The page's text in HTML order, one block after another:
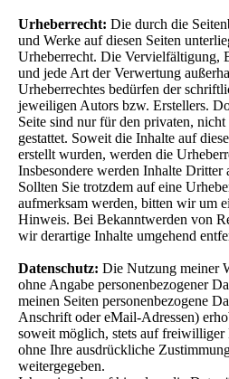
Urheberrecht: Die durch die
und Werke auf diesen Seiten
Urheberrecht. Die Vervielfältigung,
und jede Art der Verwertung
Urheberrechtes bedürfen der
jeweiligen Autors bzw. Erstellers.
Seite sind nur für den privaten,
gestattet. Soweit die Inhalte auf
erstellt wurden, werden die
Insbesondere werden Inhalte Dritter
Sollten Sie trotzdem auf eine
aufmerksam werden, bitten wir um
Hinweis. Bei Bekanntwerden von
wir derartige Inhalte umgehend
Datenschutz: Die Nutzung meiner
ohne Angabe personenbezogener
meinen Seiten personenbezogene
Anschrift oder eMail-Adressen)
soweit möglich, stets auf freiwilliger
ohne Ihre ausdrückliche
weitergegeben.